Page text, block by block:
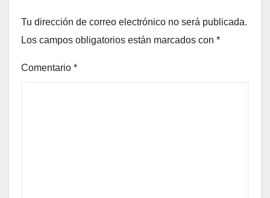
Tu dirección de correo electrónico no será publicada.
Los campos obligatorios están marcados con *
Comentario *